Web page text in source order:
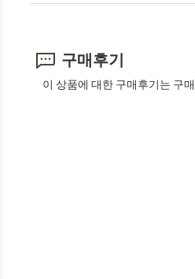
구매후기
이 상품에 대한 구매후기는 구